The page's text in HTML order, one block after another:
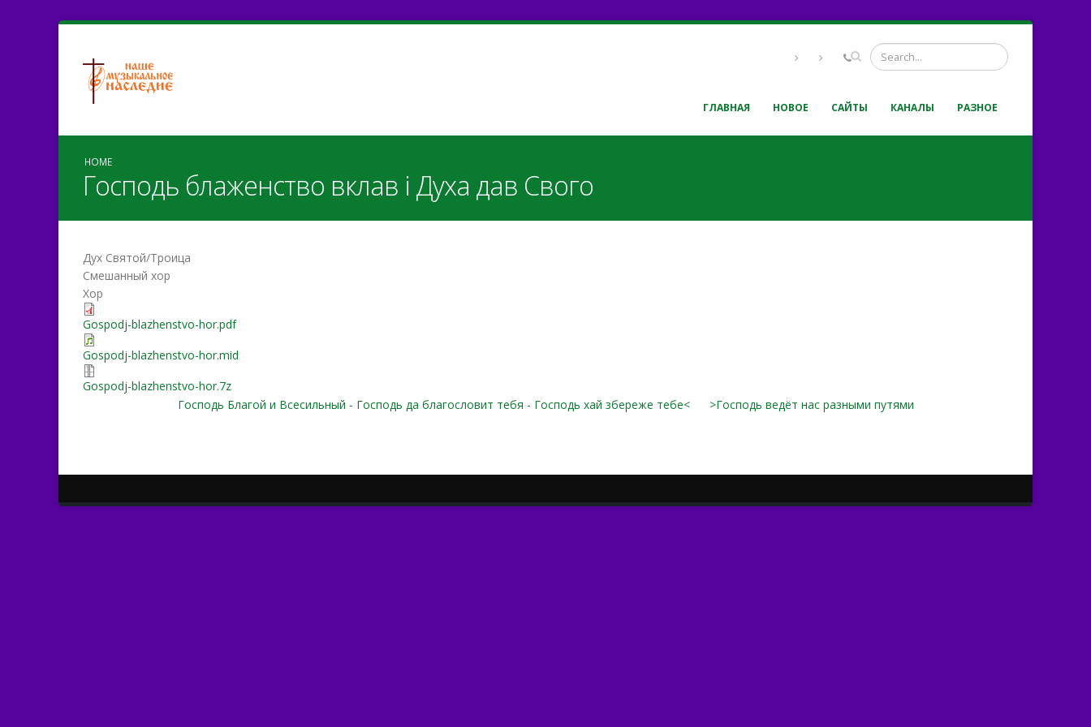
ГЛАВНАЯ НОВОЕ САЙТЫ КАНАЛЫ РАЗНОЕ
HOME
Господь блаженство вклав і Духа дав Свого
Дух Святой/Троица
Смешанный хор
Хор
Gospodj-blazhenstvo-hor.pdf
Gospodj-blazhenstvo-hor.mid
Gospodj-blazhenstvo-hor.7z
Господь Благой и Всесильный - Господь да благословит тебя - Господь хай збереже тебе<
>Господь ведёт нас разными путями